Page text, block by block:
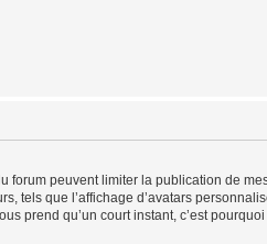
forum peuvent limiter la publication de
tels que l’affichage d’avatars
prend qu’un court instant, c’est